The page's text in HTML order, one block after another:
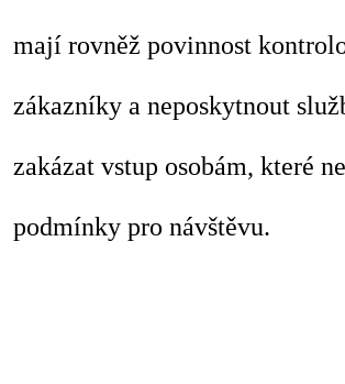
mají rovněž povinnost
zákazníky a neposkytnout
zakázat vstup osobám, které
podmínky pro návštěvu.